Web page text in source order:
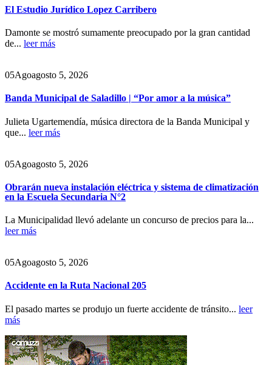
El Estudio Jurídico Lopez Carribero
Damonte se mostró sumamente preocupado por la gran cantidad
de... leer más
05Agoagosto 5, 2026
Banda Municipal de Saladillo | “Por amor a la música”
Julieta Ugartemendía, música directora de la Banda Municipal y
que... leer más
05Agoagosto 5, 2026
Obrarán nueva instalación eléctrica y sistema de climatización
en la Escuela Secundaria N°2
La Municipalidad llevó adelante un concurso de precios para la...
leer más
05Agoagosto 5, 2026
Accidente en la Ruta Nacional 205
El pasado martes se produjo un fuerte accidente de tránsito... leer
más